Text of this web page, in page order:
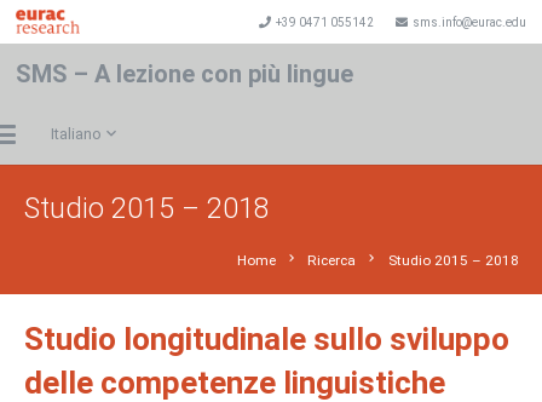
+39 0471 055142 sms.info@eurac.edu
SMS – A lezione con più lingue
Italiano
Studio 2015 – 2018
Home chevron_right Ricerca chevron_right Studio 2015 – 2018
Studio longitudinale sullo sviluppo
delle competenze linguistiche